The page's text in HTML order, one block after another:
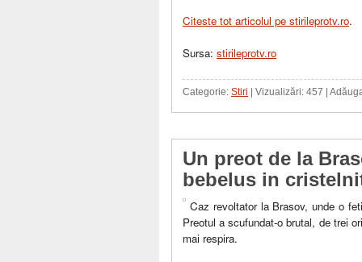
Citeste tot articolul pe stirileprotv.ro.
Sursa: stirileprotv.ro
Categorie: Stiri | Vizualizări: 457 |
Un preot de la
bebelus in
Caz revoltator la Brasov, unde o
Preotul a scufundat-o brutal, de trei
mai respira.